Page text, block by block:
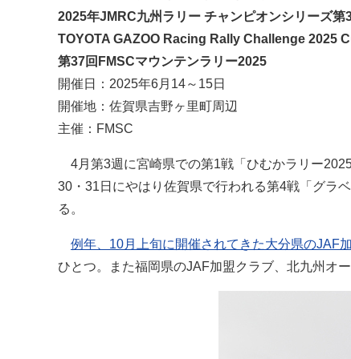
2025年JMRC九州ラリー チャンピオンシリーズ第
TOYOTA GAZOO Racing Rally Challenge 2025
第37回FMSCマウンテンラリー2025
開催日：2025年6月14～15日
開催地：佐賀県吉野ヶ里町周辺
主催：FMSC
4月第3週に宮崎県での第1戦「ひむかラリー
30・31日にやはり佐賀県で行われる第4戦「グラ
る。
例年、10月上旬に開催されてきた大分県のJAF
ひとつ。また福岡県のJAF加盟クラブ、北九州オ